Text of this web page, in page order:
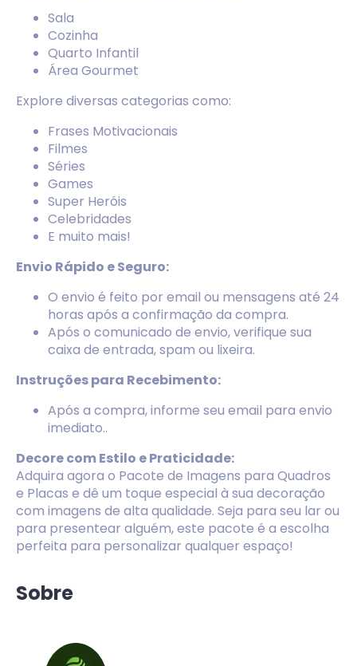
Sala
Cozinha
Quarto Infantil
Área Gourmet
Explore diversas categorias como:
Frases Motivacionais
Filmes
Séries
Games
Super Heróis
Celebridades
E muito mais!
Envio Rápido e Seguro:
O envio é feito por email ou mensagens até 24
horas após a confirmação da compra.
Após o comunicado de envio, verifique sua
caixa de entrada, spam ou lixeira.
Instruções para Recebimento:
Após a compra, informe seu email para envio
imediato..
Decore com Estilo e Praticidade:
Adquira agora o Pacote de Imagens para Quadros
e Placas e dê um toque especial à sua decoração
com imagens de alta qualidade. Seja para seu lar ou
para presentear alguém, este pacote é a escolha
perfeita para personalizar qualquer espaço!
Sobre